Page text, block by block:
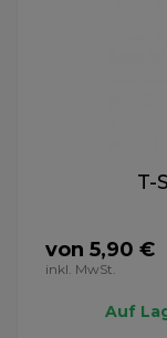
T-
von 5,90 €
inkl. MwSt.
Auf